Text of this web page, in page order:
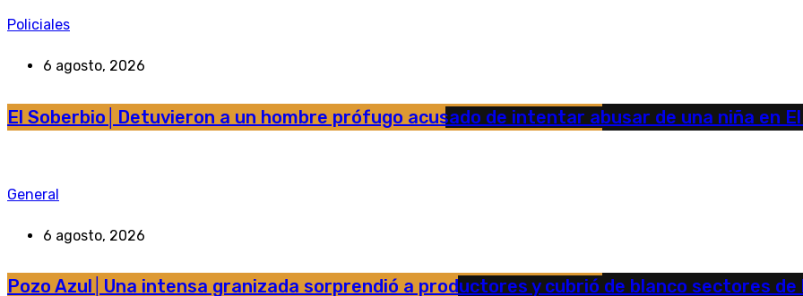
Policiales
6 agosto, 2026
El Soberbio│Detuvieron a un hombre prófugo acusado de intentar abusar de una niña en
General
6 agosto, 2026
Pozo Azul│Una intensa granizada sorprendió a productores y cubrió de blanco sectores de